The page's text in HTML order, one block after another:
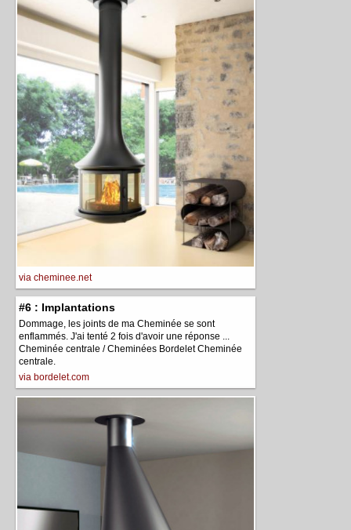
via cheminee.net
#6 : Implantations
Dommage, les joints de ma Cheminée se sont
enflammés. J'ai tenté 2 fois d'avoir une réponse ...
Cheminée centrale / Cheminées Bordelet Cheminée
centrale.
via bordelet.com